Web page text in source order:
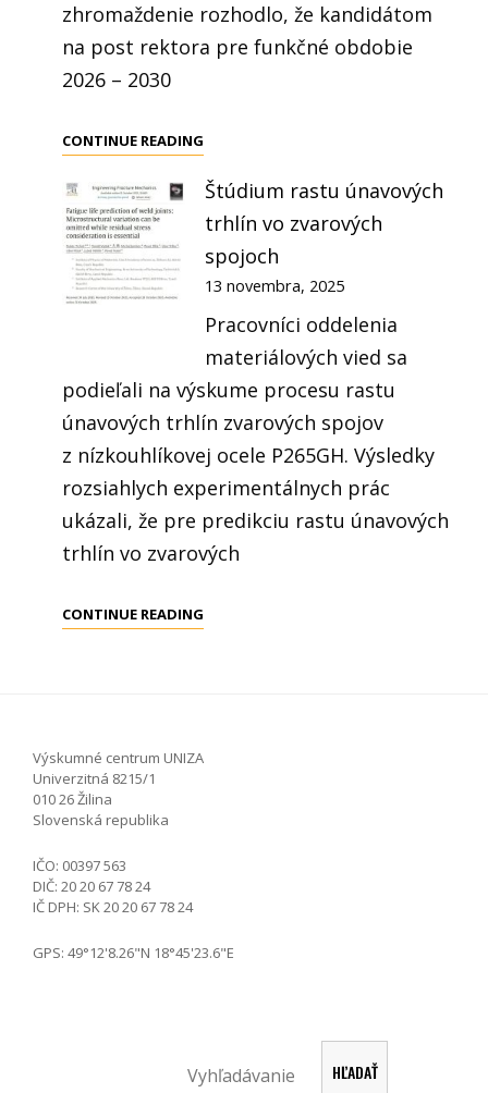
zhromaždenie rozhodlo, že kandidátom
na post rektora pre funkčné obdobie
2026 – 2030
CONTINUE READING
PROF.
BRANISLAV
HADZIMA
BOL
ZA
KANDIDÁTA
NA
REKTORA
UNIZA
Štúdium rastu únavových
trhlín vo zvarových
spojoch
13 novembra, 2025
Pracovníci oddelenia
materiálových vied sa
podieľali na výskume procesu rastu
únavových trhlín zvarových spojov
z nízkouhlíkovej ocele P265GH. Výsledky
rozsiahlych experimentálnych prác
ukázali, že pre predikciu rastu únavových
trhlín vo zvarových
CONTINUE READING
Výskumné centrum UNIZA
Univerzitná 8215/1
010 26 Žilina
Slovenská republika
IČO: 00397 563
DIČ: 20 20 67 78 24
IČ DPH: SK 20 20 67 78 24
GPS: 49°12'8.26"N 18°45'23.6"E
HĽADAŤ